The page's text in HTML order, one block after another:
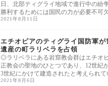
日、北部ティグライ地域で進行中の紛
勝利するためには国民の力が必要不可
訴え、
2021年8月11日
エチオピアのティグライ国防軍が
遺産の町ラリベラを占領
◎ラリベラにある岩窟教会群はエチオ
正教会の聖地のひとつであり、12世紀
3世紀にかけて建造されたと考えられて
る。 エ
2021年8月6日